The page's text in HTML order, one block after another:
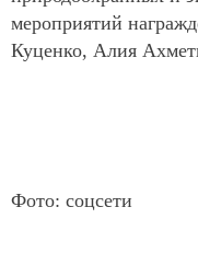
мероприятий
Куценко, Алия
Фото: соцсети